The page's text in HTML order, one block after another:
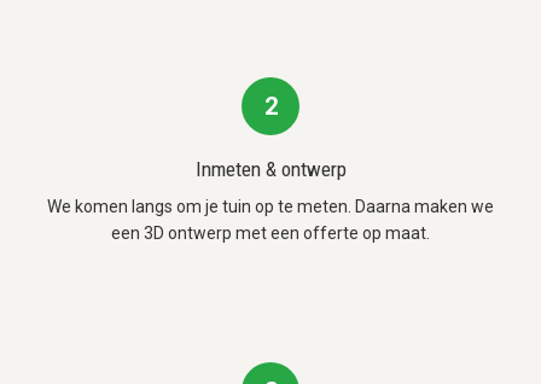
2
Inmeten & ontwerp
We komen langs om je tuin op te meten. Daarna maken we
een 3D ontwerp met een offerte op maat.